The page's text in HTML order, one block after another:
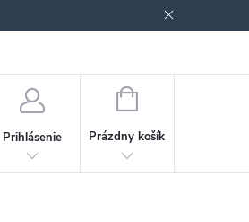
Prihlásenie
NÁKUPNÝ
Prázdny košík